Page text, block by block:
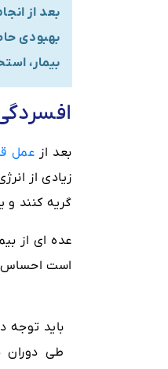
بعد از
بهبودی
بیمار،
بعد از عمل
زیادی از
گریه کنند و
عده ای از
‌است احساس
باید توجه